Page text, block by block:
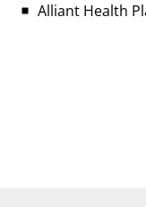
Alliant Health